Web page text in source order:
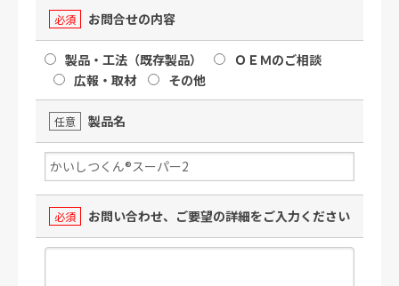
必須 お問合せの内容
製品・工法（既存製品）
ＯＥＭのご相談
広報・取材
その他
任意 製品名
必須 お問い合わせ、ご要望の詳細をご入力ください